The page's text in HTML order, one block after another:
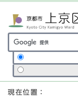
サイト内検索の範囲
ここから本文です
現在位置：